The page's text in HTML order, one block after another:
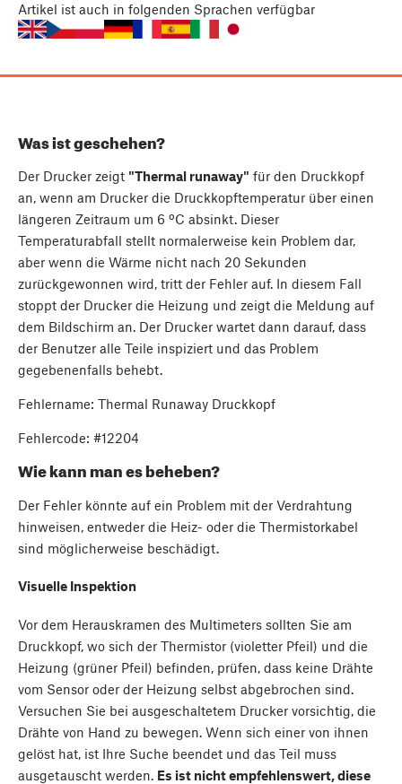
Artikel ist auch in folgenden Sprachen verfügbar
Was ist geschehen?
Der Drucker zeigt "Thermal runaway" für den Druckkopf
an, wenn am Drucker die Druckkopftemperatur über einen
längeren Zeitraum um 6 ºC absinkt. Dieser
Temperaturabfall stellt normalerweise kein Problem dar,
aber wenn die Wärme nicht nach 20 Sekunden
zurückgewonnen wird, tritt der Fehler auf. In diesem Fall
stoppt der Drucker die Heizung und zeigt die Meldung auf
dem Bildschirm an. Der Drucker wartet dann darauf, dass
der Benutzer alle Teile inspiziert und das Problem
gegebenenfalls behebt.
Fehlername: Thermal Runaway Druckkopf
Fehlercode: #12204
Wie kann man es beheben?
Der Fehler könnte auf ein Problem mit der Verdrahtung
hinweisen, entweder die Heiz- oder die Thermistorkabel
sind möglicherweise beschädigt.
Visuelle Inspektion
Vor dem Herauskramen des Multimeters sollten Sie am
Druckkopf, wo sich der Thermistor (violetter Pfeil) und die
Heizung (grüner Pfeil) befinden, prüfen, dass keine Drähte
vom Sensor oder der Heizung selbst abgebrochen sind.
Versuchen Sie bei ausgeschaltetem Drucker vorsichtig, die
Drähte von Hand zu bewegen. Wenn sich einer von ihnen
gelöst hat, ist Ihre Suche beendet und das Teil muss
ausgetauscht werden. Es ist nicht empfehlenswert, diese